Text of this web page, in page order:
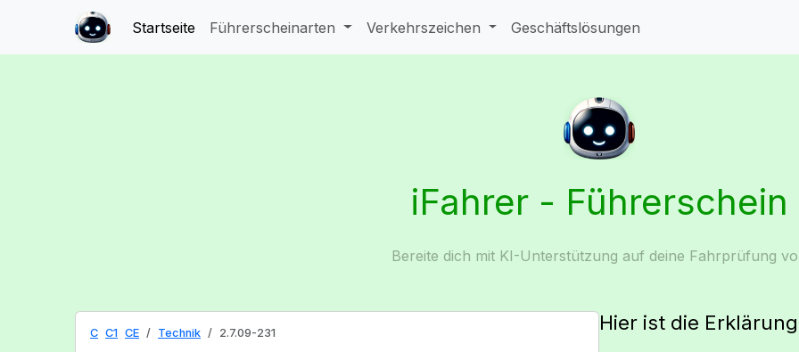
Startseite Führerscheinarten Verkehrszeichen Geschäftslösungen
iFahrer - Führerschein
Bereite dich mit KI-Unterstützung auf deine Fahrprüfung
C C1 CE Technik 2.7.09-231 Hier ist die